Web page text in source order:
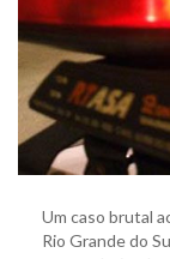
Um caso brutal
Rio Grande do